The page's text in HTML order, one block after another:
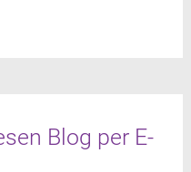
Blog per E-